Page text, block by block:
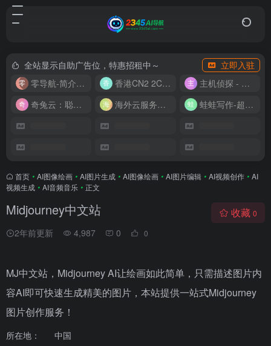
全站显示自助广告位，特惠招租中～
立即入驻
零导航-简介实用的网址导航
香港CN2 2C2G20M 9.9/月
主机侦探 - 少花钱，用好云
奇兔云：聪明人的“省”钱计划！
海外云服务器全网最低价 蛙蛙写作-超级AI智能写作助手
首页 • AI图像绘画 • AI图片生成 • AI图像绘画 • AI图片编辑 • AI视频创作 • AI
视频生成 • AI音频音乐 • 正文
Midjourney中文站
2年前更新 4,987 0 0
收藏 0
MJ中文站，Midjourney AI让绘画如此简单，只需描述图片内
容AI即可快速生成精美的图片，本站提供一站式Midjourney
图片创作服务！
所在地：
中国